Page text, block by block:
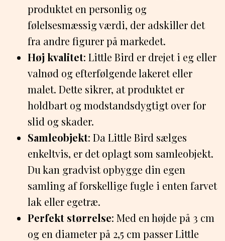
produktet en personlig og
følelsesmæssig værdi, der adskiller det
fra andre figurer på markedet.
Høj kvalitet: Little Bird er drejet i eg eller
valnød og efterfølgende lakeret eller
malet. Dette sikrer, at produktet er
holdbart og modstandsdygtigt over for
slid og skader.
Samleobjekt: Da Little Bird sælges
enkeltvis, er det oplagt som samleobjekt.
Du kan gradvist opbygge din egen
samling af forskellige fugle i enten farvet
lak eller egetræ.
Perfekt størrelse: Med en højde på 3 cm
og en diameter på 2,5 cm passer Little